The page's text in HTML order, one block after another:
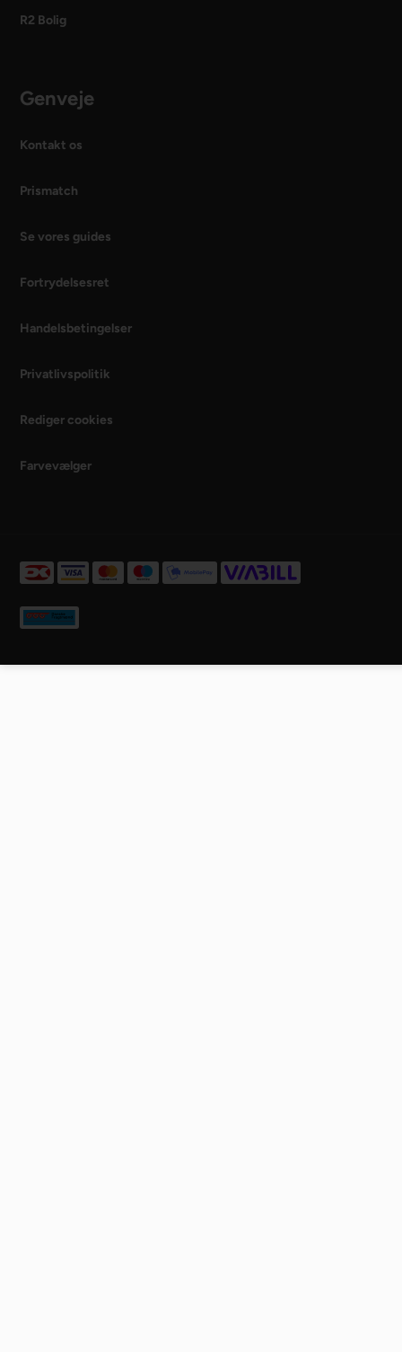
R2 Bolig
Genveje
Kontakt os
Prismatch
Se vores guides
Fortrydelsesret
Handelsbetingelser
Privatlivspolitik
Rediger cookies
Farvevælger